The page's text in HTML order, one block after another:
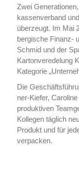
Zwei
kas­sen­ver­band
überzeugt. Im Mai
ber­gi­sche Finanz-
Schmid und der
Kar­ton­ver­ede­lung
Kategorie
Die
ner-Kie­fer,
produktiven
Kollegen täglich
Produkt und für
verpacken.